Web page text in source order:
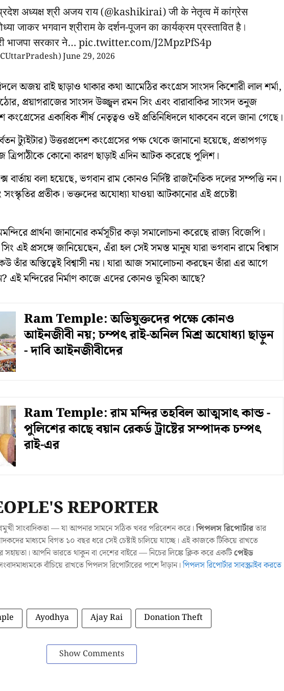
अध्यक्ष श्री अजय राय (@kashikirai) जी के नेतृत्व में कांग्रेस
जाकर भगवान श्रीराम के दर्शन-पूजन का कार्यक्रम प्रस्तावित है।
भाजपा सरकार ने…pic.twitter.com/J2MpzPfS4p
June 29, 2026
অজয় রাই ছাড়াও থাকার কথা আমেঠির কংগ্রেস সাংসদ কিশোরী লাল শর্মা,
প্রয়াগরাজের সাংসদ উজ্জ্বল রমন সিং এবং বারাবাকির সাংসদ তনুজ
কংগ্রেসের একাধিক শীর্ষ নেতৃত্বও ওই প্রতিনিধিদলে থাকবেন বলে জানা গেছে।
ট্যুইটার) উত্তরপ্রদেশ কংগ্রেসের পক্ষ থেকে জানানো হয়েছে, প্রতাপগড়
ত্রিপাঠীকে কোনো কারণ ছাড়াই এদিন আটক করেছে পুলিশ।
বলা হয়েছে, ভগবান রাম কোনও নির্দিষ্ট রাজনৈতিক দলের সম্পত্তি নন।
সংস্কৃতির প্রতীক। ভক্তদের অযোধ্যা যাওয়া আটকানোর এই প্রচেষ্টা
প্রার্থনা জানানোর কর্মসূচীর কড়া সমালোচনা করেছে রাজ্য বিজেপি।
সিং এই প্রসঙ্গে জানিয়েছেন, এঁরা হল সেই সমস্ত মানুষ যারা ভগবান রামে বিশ্বাস
তাঁর অস্তিত্বেই বিশ্বাসী নয়। যারা আজ সমালোচনা করছেন তাঁরা এর আগে
এই মন্দিরের নির্মাণ কাজে এদের কোনও ভূমিকা আছে?
Ram Temple: অভিযুক্তদের পক্ষে কোনও
আইনজীবী নয়; চম্পৎ রাই-অনিল মিশ্র অযোধ্যা ছাড়ুন
- দাবি আইনজীবীদের
Ram Temple: রাম মন্দির তহবিল আত্মসাৎ কান্ড -
পুলিশের কাছে বয়ান রেকর্ড ট্রাষ্টের সম্পাদক চম্পৎ
রাই-এর
REPORTER
সাংবাদিকতা — যা আপনার সামনে সঠিক খবর পরিবেশন করে।পিপলস রিপোর্টারতার
মাধ্যমে বিগত ১০ বছর ধরে সেই চেষ্টাই চালিয়ে যাচ্ছে। এই কাজকে টিকিয়ে রাখতে
আপনি ভারতে থাকুন বা দেশের বাইরে — নিচের লিঙ্কে ক্লিক করে একটিপেইড
বাঁচিয়ে রাখতে পিপলস রিপোর্টারের পাশে দাঁড়ান।পিপলস রিপোর্টার সাবস্ক্রাইব করতে
Ayodhya Ajay Rai Donation Theft
Show Comments